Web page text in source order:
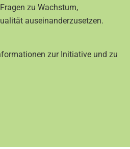
zu Wachstum,
auseinanderzusetzen.
zur Initiative und zu